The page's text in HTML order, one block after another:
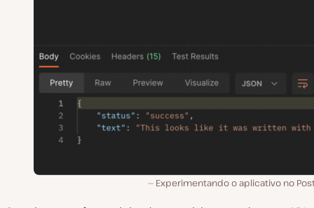
Experimentando o aplicativo no